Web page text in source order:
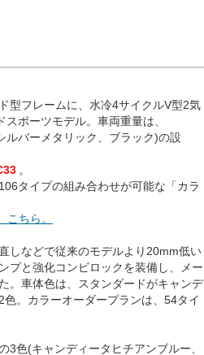
型フレームに、水冷4サイクルV型2気
ポーツモデル。車両重量は、
バーメタリック、ブラック)の設
。
タイプの組み合わせが可能な「カラ
ちら。
しなどで従来のモデルより20mm低い
プと強化コンビロックを装備し、メー
。車体色は、スタンダードがキャンデ
。カラーオーダープランは、54タイ
色(キャンディータヒチアンブルー、